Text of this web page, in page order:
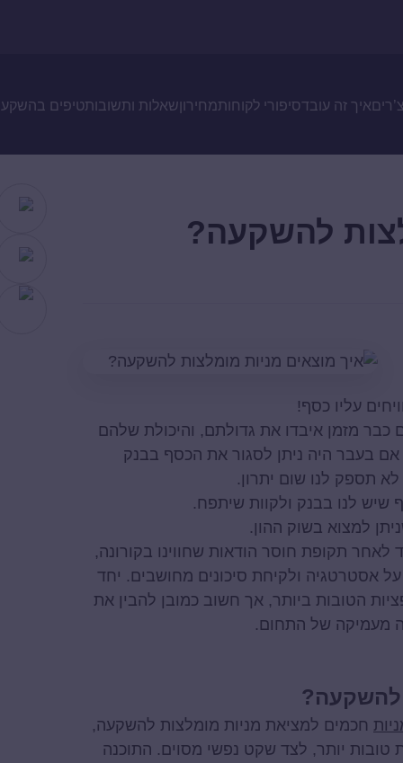
איך זה עובדסיפורי לקוחותמחירוןשאלות ותשובותטיפים
להשקעה?
עליו כסף!
כבר מזמן איבדו את גדולתם, והיכולת שלהם
אם בעבר היה ניתן לסגור את הכסף בבנק
תספק לנו שום יתרון.
למצוא בשוק ההון.
לאחר תקופת חוסר הודאות שחווינו בקורונה,
אסטרטגיה ולקיחת סיכונים מחושבים. יחד
הטובות ביותר, אך חשוב כמובן להבין את
מעמיקה של התחום.
להשקעה?
חכמים למציאת מניות מומלצות להשקעה,
יותר, לצד שקט נפשי מסוים. התוכנה